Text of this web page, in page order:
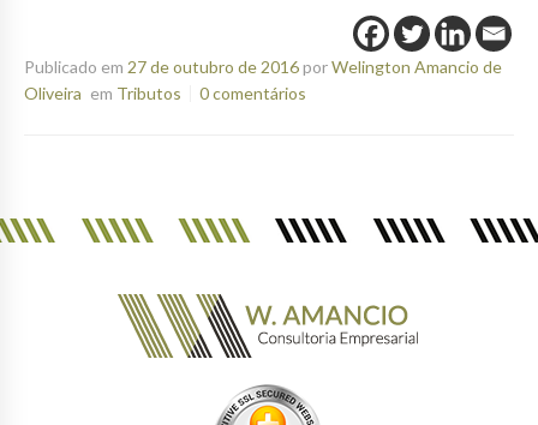
Publicado em 27 de outubro de 2016porWelington Amancio de
Oliveira em Tributos 0 comentários